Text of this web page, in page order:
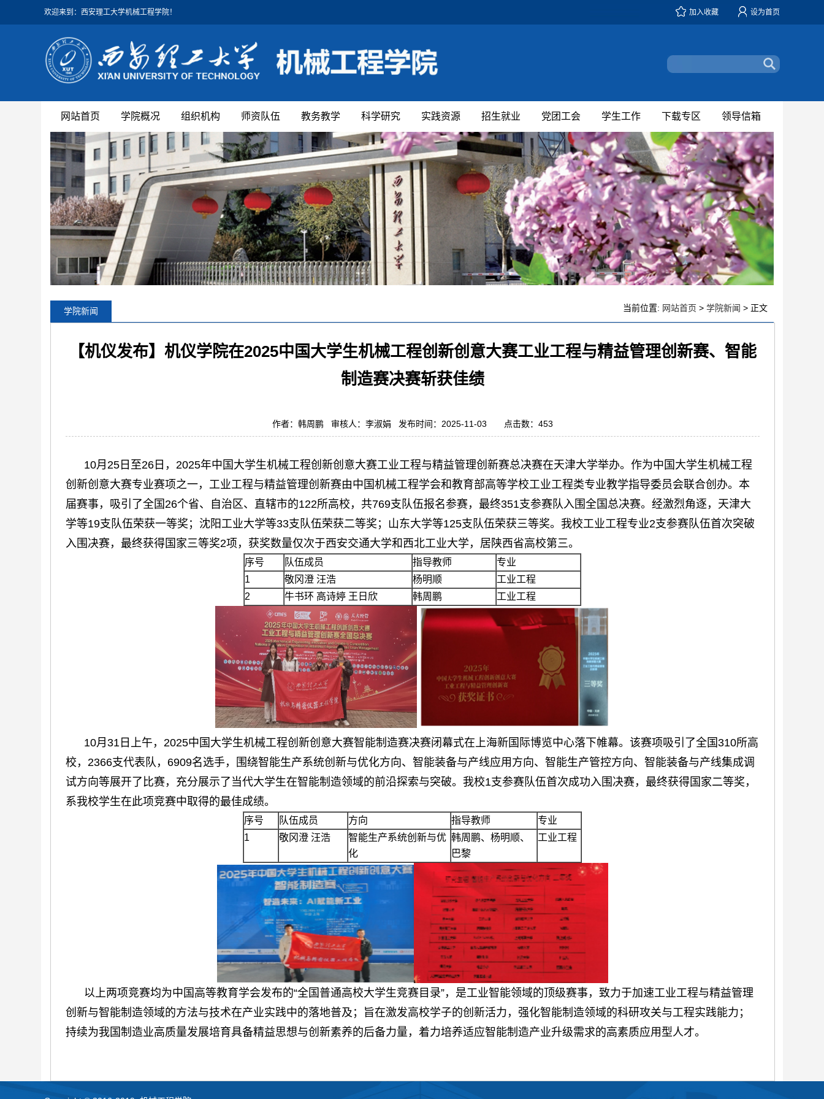
欢迎来到：西安理工大学机械工程学院！ 设为首页
加入收藏
网站首页 学院概况 组织机构 师资队伍 教务教学 科学研究 实践资源 招生就业 党团工会 学生工作 下载专区 领导信箱
学院新闻 当前位置: 网站首页 > 学院新闻 > 正文
【机仪发布】机仪学院在2025中国大学生机械工程创新创意大赛工业工程与精益管理创新赛、智能
制造赛决赛斩获佳绩
作者：韩周鹏 审核人：李淑娟 发布时间：2025-11-03 点击数： 453
10月25日至26日，2025年中国大学生机械工程创新创意大赛工业工程与精益管理创新赛总决赛在天津大学举办。作为中国大学生机械工程
创新创意大赛专业赛项之一，工业工程与精益管理创新赛由中国机械工程学会和教育部高等学校工业工程类专业教学指导委员会联合创办。本
届赛事，吸引了全国26个省、自治区、直辖市的122所高校，共769支队伍报名参赛，最终351支参赛队入围全国总决赛。经激烈角逐，天津大
学等19支队伍荣获一等奖；沈阳工业大学等33支队伍荣获二等奖；山东大学等125支队伍荣获三等奖。我校工业工程专业2支参赛队伍首次突破
入围决赛，最终获得国家三等奖2项，获奖数量仅次于西安交通大学和西北工业大学，居陕西省高校第三。
序号 队伍成员 指导教师
专业
1
敬冈澄 汪浩 杨明顺
工业工程
2
牛书环 高诗婷 王日欣 韩周鹏 工业工程
10月31日上午，2025中国大学生机械工程创新创意大赛智能制造赛决赛闭幕式在上海新国际博览中心落下帷幕。该赛项吸引了全国310所高
校，2366支代表队，6909名选手，围绕智能生产系统创新与优化方向、智能装备与产线应用方向、智能生产管控方向、智能装备与产线集成调
试方向等展开了比赛，充分展示了当代大学生在智能制造领域的前沿探索与突破。我校1支参赛队伍首次成功入围决赛，最终获得国家二等奖，
系我校学生在此项竞赛中取得的最佳成绩。
序号 队伍成员 方向 指导教师
专业
1
敬冈澄 汪浩
智能生产系统创新与优
化
韩周鹏、杨明顺、
巴黎
工业工程
以上两项竞赛均为中国高等教育学会发布的“全国普通高校大学生竞赛目录”，是工业智能领域的顶级赛事，致力于加速工业工程与精益管理
创新与智能制造领域的方法与技术在产业实践中的落地普及；旨在激发高校学子的创新活力，强化智能制造领域的科研攻关与工程实践能力；
持续为我国制造业高质量发展培育具备精益思想与创新素养的后备力量，着力培养适应智能制造产业升级需求的高素质应用型人才。